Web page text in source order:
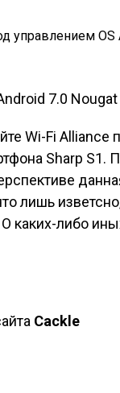
Wi-Fi
Sharp S1.
лишь
каких-либо
Cackl e